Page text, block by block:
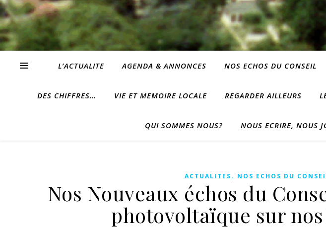
L’ACTUALITE AGENDA & ANNONCES NOS ECHOS DU CONSEIL
DES CHIFFRES… VIE ET MEMOIRE LOCALE REGARDER AILLEURS
QUI SOMMES NOUS? NOUS ECRIRE, NOUS
ACTUALITES, NOS ECHOS DU
Nos Nouveaux échos du
photovoltaïque sur